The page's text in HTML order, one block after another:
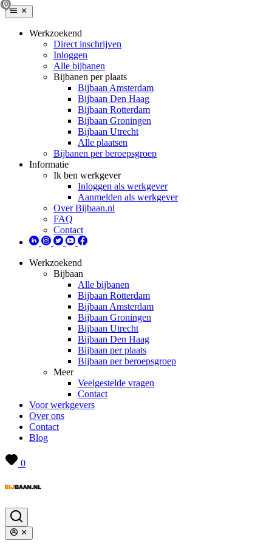
Werkzoekend
Direct inschrijven
Inloggen
Alle bijbanen
Bijbanen per plaats
Bijbaan Amsterdam
Bijbaan Den Haag
Bijbaan Rotterdam
Bijbaan Groningen
Bijbaan Utrecht
Alle plaatsen
Bijbanen per beroepsgroep
Informatie
Ik ben werkgever
Inloggen als werkgever
Aanmelden als werkgever
Over Bijbaan.nl
FAQ
Contact
Werkzoekend
Bijbaan
Alle bijbanen
Bijbaan Rotterdam
Bijbaan Amsterdam
Bijbaan Groningen
Bijbaan Utrecht
Bijbaan Den Haag
Bijbaan per plaats
Bijbaan per beroepsgroep
Meer
Veelgestelde vragen
Contact
Voor werkgevers
Over ons
Contact
Blog
0